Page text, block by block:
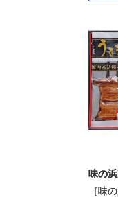
味の
［味